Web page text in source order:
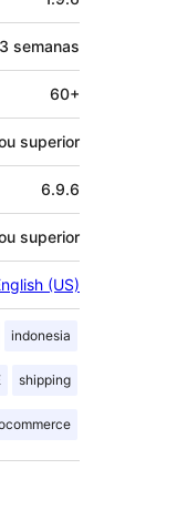
3 semanas
60+
superior
6.9.6
superior
(US)
indonesia
shipping